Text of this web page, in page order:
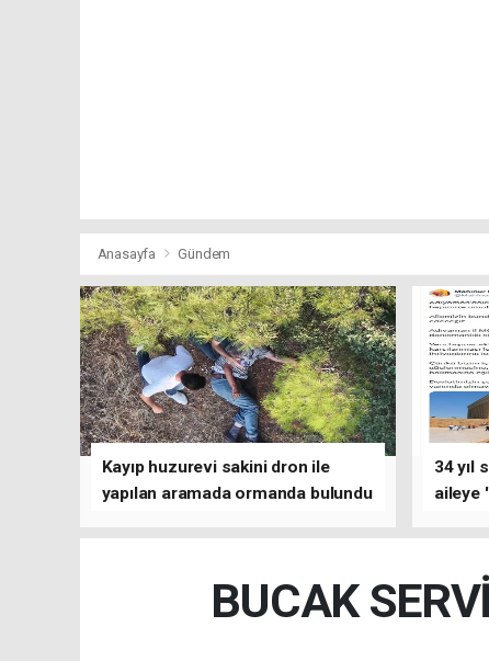
Anasayfa Gündem
Kayıp huzurevi sakini dron ile
yapılan aramada ormanda bulundu
34 yıl
aileye
BUCAK